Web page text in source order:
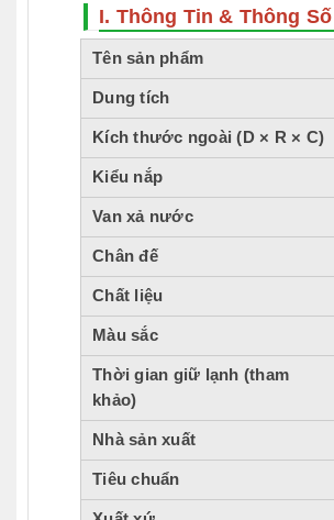
I. Thông Tin & Thông
Tên sản phẩm
Dung tích
Kích thước ngoài (D × R × C)
Kiểu nắp
Van xả nước
Chân đế
Chất liệu
Màu sắc
Thời gian giữ lạnh (tham
khảo)
Nhà sản xuất
Tiêu chuẩn